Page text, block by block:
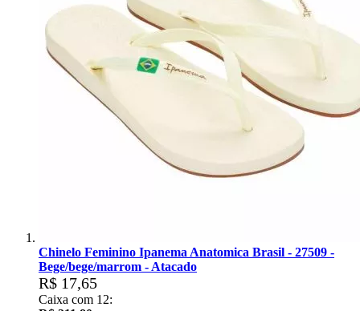
Chinelo Feminino Ipanema Anatomica Brasil - 27509 -
Bege/bege/marrom - Atacado
R$ 17,65
Caixa com 12: